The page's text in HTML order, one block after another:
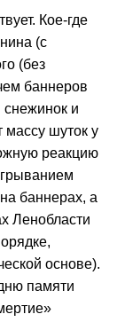
Кое-где
(с
(без
баннеров
и
массу шуток у
реакцию
баннерах, а
Ленобласти
основе).
памяти